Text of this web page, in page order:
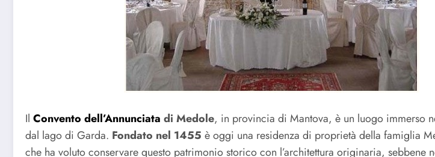
Il Convento dell’Annunciata di Medole, in provincia di Mantova, è un luogo immerso
dal lago di Garda. Fondato nel 1455 è oggi una residenza di proprietà della famiglia
che ha voluto conservare questo patrimonio storico con l’architettura originaria, sebbene